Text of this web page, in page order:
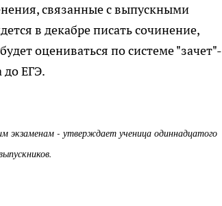
связанные с выпускными
в декабре писать сочинение,
оцениваться по системе "зачет"-
до ЕГЭ.
- утверждает ученица одиннадцатого